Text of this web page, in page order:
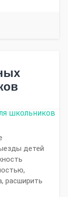
детей
расширить